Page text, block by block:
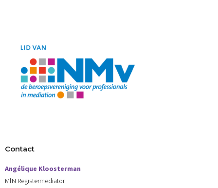
Contact
Angélique Kloosterman
MfN Registermediator